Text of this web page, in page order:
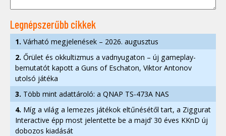
Legnépszerűbb cikkek
1. Várható megjelenések – 2026. augusztus
2. Őrület és okkultizmus a vadnyugaton – új gameplay-
bemutatót kapott a Guns of Eschaton, Viktor Antonov
utolsó játéka
3. Több mint adattároló: a QNAP TS-473A NAS
4. Míg a világ a lemezes játékok eltűnésétől tart, a Ziggurat
Interactive épp most jelentette be a majd’ 30 éves KKnD új
dobozos kiadását